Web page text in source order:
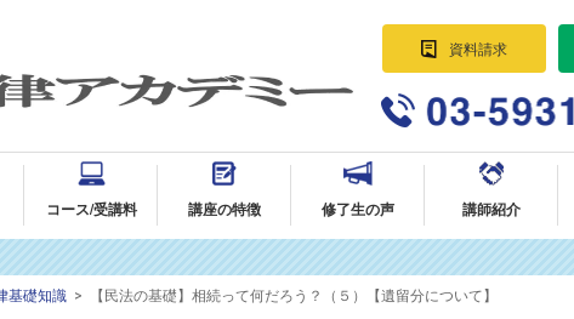
就職・転職｜AG法律アカデミー
資料請求
コース/受講料 講座の特徴 修了生の声 講師紹介
基礎知識 > 【民法の基礎】相続って何だろう？（５）【遺留分について】